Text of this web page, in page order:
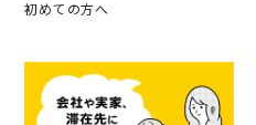
初めての方へ